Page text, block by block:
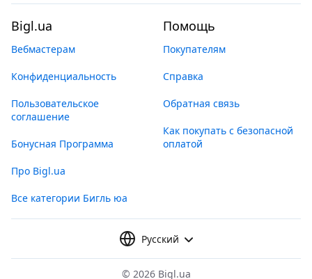
Bigl.ua
Вебмастерам
Конфиденциальность
Пользовательское
соглашение
Бонусная Программа
Про Bigl.ua
Все категории Бигль юа
Помощь
Покупателям
Справка
Обратная связь
Как покупать с безопасной
оплатой
Русский
© 2026 Bigl.ua